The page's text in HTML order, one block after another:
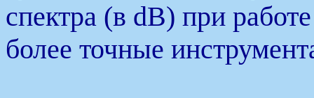
спектра (в dB) при
более точные